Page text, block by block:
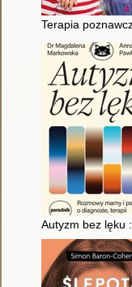
Terapia
Autyzm bez lęku